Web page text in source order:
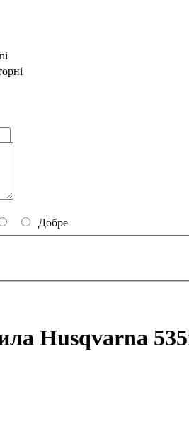
Добре
Husqvarna